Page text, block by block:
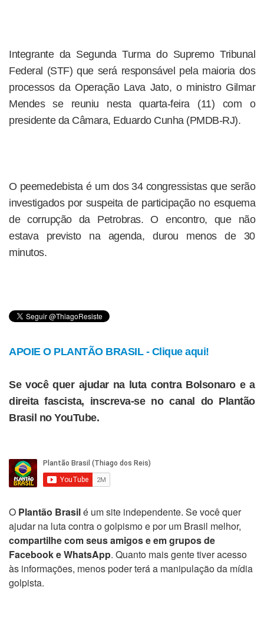
Integrante da Segunda Turma do Supremo Tribunal
Federal (STF) que será responsável pela maioria dos
processos da Operação Lava Jato, o ministro Gilmar
Mendes se reuniu nesta quarta-feira (11) com o
presidente da Câmara, Eduardo Cunha (PMDB-RJ).
O peemedebista é um dos 34 congressistas que serão
investigados por suspeita de participação no esquema
de corrupção da Petrobras. O encontro, que não
estava previsto na agenda, durou menos de 30
minutos.
APOIE O PLANTÃO BRASIL - Clique aqui!
Se você quer ajudar na luta contra Bolsonaro e a
direita fascista, inscreva-se no canal do Plantão
Brasil no YouTube.
O Plantão Brasilé um site independente. Se você quer
ajudar na luta contra o golpismo e por um Brasil melhor,
compartilhe com seus amigos e em grupos de
Facebook e WhatsApp. Quanto mais gente tiver acesso
às informações, menos poder terá a manipulação da mídia
golpista.